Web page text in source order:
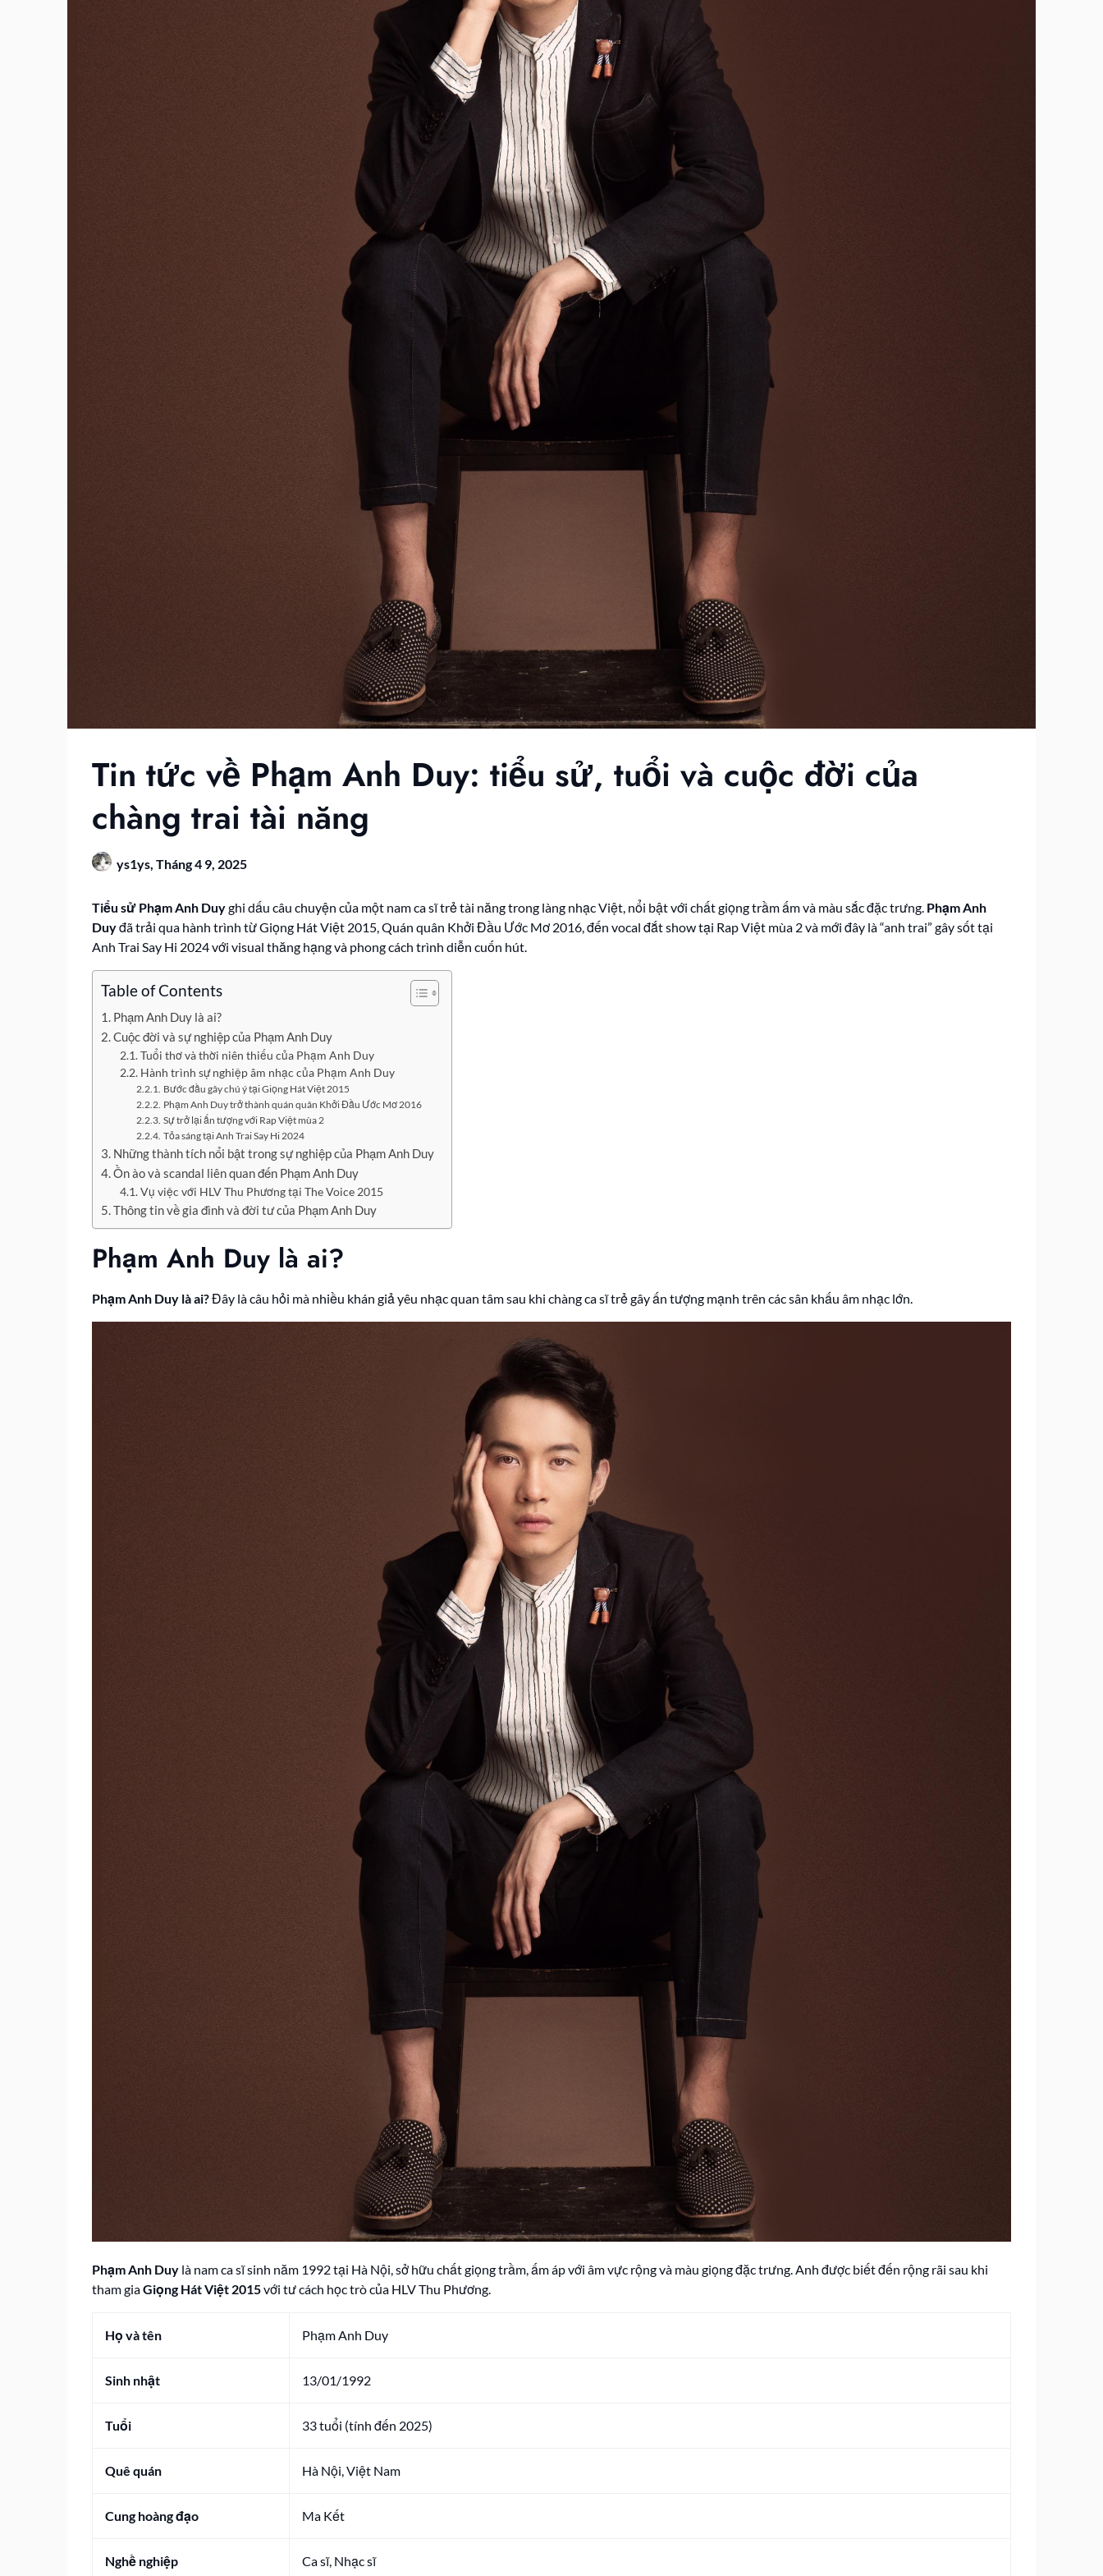
Tin tức về Phạm Anh Duy: tiểu sử, tuổi và cuộc đời của
chàng trai tài năng
ys1ys, Tháng 4 9, 2025
Tiểu sử Phạm Anh Duyghi dấu câu chuyện của một nam ca sĩ trẻ tài năng trong làng nhạc Việt, nổi bật với chất giọng trầm ấm và màu sắc đặc trưng. Phạm Anh
Duyđã trải qua hành trình từ Giọng Hát Việt 2015, Quán quân Khởi Đầu Ước Mơ 2016, đến vocal đắt show tại Rap Việt mùa 2 và mới đây là “anh trai” gây sốt tại
Anh Trai Say Hi 2024 với visual thăng hạng và phong cách trình diễn cuốn hút.
Table of Contents
Phạm Anh Duy là ai?
Cuộc đời và sự nghiệp của Phạm Anh Duy
Tuổi thơ và thời niên thiếu của Phạm Anh Duy
Hành trình sự nghiệp âm nhạc của Phạm Anh Duy
Bước đầu gây chú ý tại Giọng Hát Việt 2015
Phạm Anh Duy trở thành quán quân Khởi Đầu Ước Mơ 2016
Sự trở lại ấn tượng với Rap Việt mùa 2
Tỏa sáng tại Anh Trai Say Hi 2024
Những thành tích nổi bật trong sự nghiệp của Phạm Anh Duy
Ồn ào và scandal liên quan đến Phạm Anh Duy
Vụ việc với HLV Thu Phương tại The Voice 2015
Thông tin về gia đình và đời tư của Phạm Anh Duy
Phạm Anh Duy là ai?
Phạm Anh Duy là ai?Đây là câu hỏi mà nhiều khán giả yêu nhạc quan tâm sau khi chàng ca sĩ trẻ gây ấn tượng mạnh trên các sân khấu âm nhạc lớn.
Phạm Anh Duy là nam ca sĩ sinh năm 1992 tại Hà Nội, sở hữu chất giọng trầm, ấm áp với âm vực rộng và màu giọng đặc trưng. Anh được biết đến rộng rãi sau khi
tham giaGiọng Hát Việt 2015với tư cách học trò của HLV Thu Phương.
Họ và tên Phạm Anh Duy
Sinh nhật 13/01/1992
Tuổi 33 tuổi (tính đến 2025)
Quê quán Hà Nội, Việt Nam
Cung hoàng đạo Ma Kết
Nghề nghiệp Ca sĩ, Nhạc sĩ